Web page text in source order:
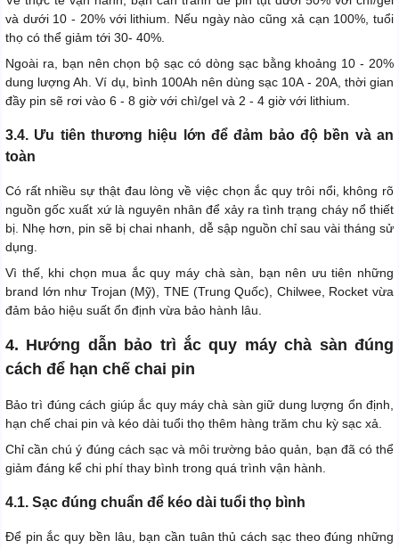
và dưới 10 - 20% với lithium. Nếu ngày nào cũng xả cạn 100%, tuổi
thọ có thể giảm tới 30- 40%.
Ngoài ra, bạn nên chọn bộ sạc có dòng sạc bằng khoảng 10 - 20%
dung lượng Ah. Ví dụ, bình 100Ah nên dùng sạc 10A - 20A, thời gian
đầy pin sẽ rơi vào 6 - 8 giờ với chì/gel và 2 - 4 giờ với lithium.
3.4. Ưu tiên thương hiệu lớn để đảm bảo độ bền và an
toàn
Có rất nhiều sự thật đau lòng về việc chọn ắc quy trôi nổi, không rõ
nguồn gốc xuất xứ là nguyên nhân để xảy ra tình trạng cháy nổ thiết
bị. Nhẹ hơn, pin sẽ bị chai nhanh, dễ sập nguồn chỉ sau vài tháng sử
dụng.
Vì thế, khi chọn mua ắc quy máy chà sàn, bạn nên ưu tiên những
brand lớn như Trojan (Mỹ), TNE (Trung Quốc), Chilwee, Rocket vừa
đảm bảo hiệu suất ổn định vừa bảo hành lâu.
4. Hướng dẫn bảo trì ắc quy máy chà sàn đúng
cách để hạn chế chai pin
Bảo trì đúng cách giúp ắc quy máy chà sàn giữ dung lượng ổn định,
hạn chế chai pin và kéo dài tuổi thọ thêm hàng trăm chu kỳ sạc xả.
Chỉ cần chú ý đúng cách sạc và môi trường bảo quản, bạn đã có thể
giảm đáng kể chi phí thay bình trong quá trình vận hành.
4.1. Sạc đúng chuẩn để kéo dài tuổi thọ bình
Để pin ắc quy bền lâu, bạn cần tuân thủ cách sạc theo đúng những